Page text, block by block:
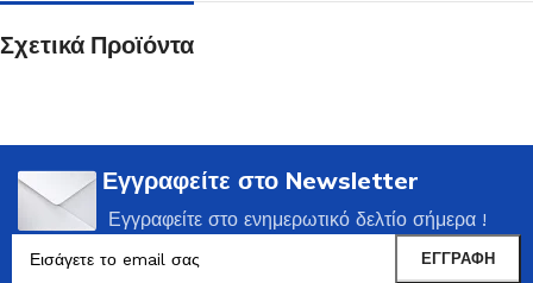
Σχετικά Προϊόντα
Εγγραφείτε στο Newsletter
Εγγραφείτε στο ενημερωτικό δελτίο σήμερα !